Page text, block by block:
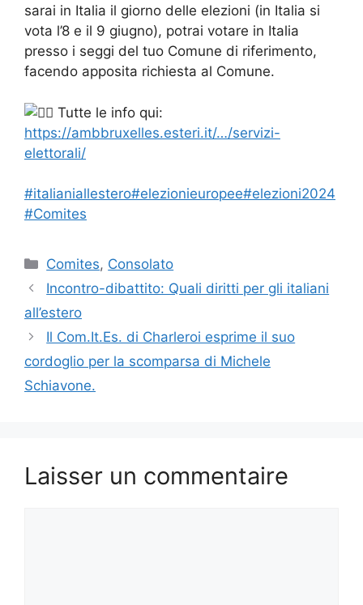
sarai in Italia il giorno delle elezioni (in Italia si
vota l’8 e il 9 giugno), potrai votare in Italia
presso i seggi del tuo Comune di riferimento,
facendo apposita richiesta al Comune.
Tutte le info qui:
https://ambbruxelles.esteri.it/…/servizi-
elettorali/
#italianiallestero#elezionieuropee#elezioni2024
#Comites
Catégories
Comites, Consolato
Navigation
des
Incontro-dibattito: Quali diritti per gli italiani
all’estero
Il Com.It.Es. di Charleroi esprime il suo
cordoglio per la scomparsa di Michele
Schiavone.
Laisser un commentaire